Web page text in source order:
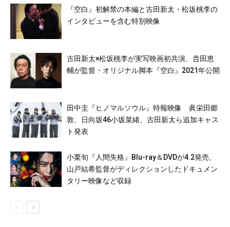
『空白』初解禁の本編と古田新太・松坂桃李の
インタビューを含む特別映像
古田新太×松坂桃李が実写映画初共演、𠮷田恵
輔が監督・オリジナル脚本『空白』2021年公開
田中圭『ヒノマルソウル』特報映像 眞栄田郷
敦、日向坂46小坂菜緒、古田新太ら追加キャス
ト発表
小栗旬『人間失格』Blu-ray＆DVDが4.2発売、
山戸結希監督がディレクションしたドキュメン
タリー映像など収録